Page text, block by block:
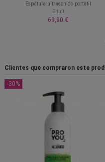
Espátula ultrasonido portátil
Bifull
69,90 €
Clientes que compraron este
-30%